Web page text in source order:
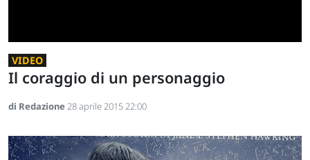
VIDEO
Il coraggio di un personaggio
di Redazione28 aprile 2015 22:00